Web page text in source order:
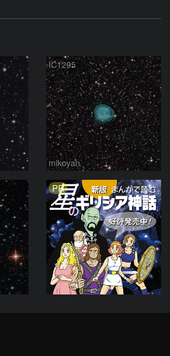
IC1295
mikoyan
PR